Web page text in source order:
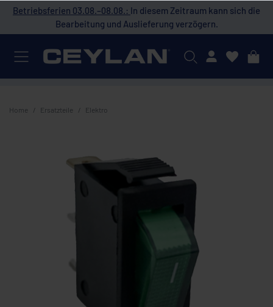
Betriebsferien 03.08.–08.08.: In diesem Zeitraum kann sich die
Bearbeitung und Auslieferung verzögern.
Mein Konto
Home Ersatzteile Elektro